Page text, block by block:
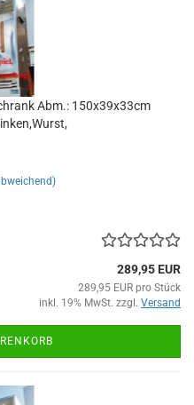
Abm.: 150x39x33cm
289,95 EUR
289,95 EUR pro Stück
inkl. 19% MwSt. zzgl. Versand